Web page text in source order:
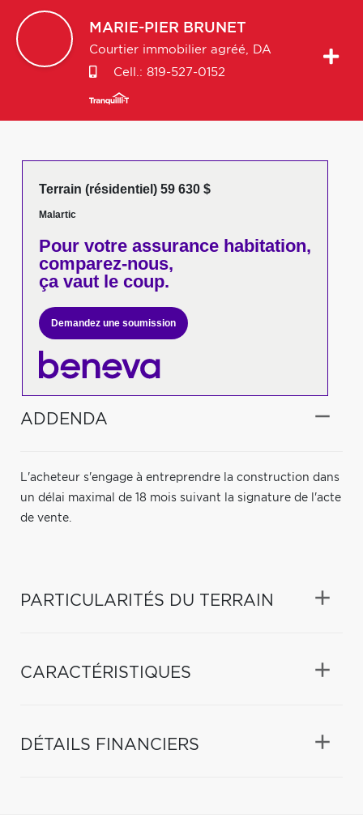
MARIE-PIER BRUNET
Courtier immobilier agréé, DA
Cell.: 819-527-0152
Terrain (résidentiel) 59 630 $
Malartic
Pour votreassurance habitation,
comparez-nous,
ça vaut le coup.
Demandez une soumission
ADDENDA
L'acheteur s'engage à entreprendre la construction dans
un délai maximal de 18 mois suivant la signature de l'acte
de vente.
PARTICULARITÉS DU TERRAIN
CARACTÉRISTIQUES
DÉTAILS FINANCIERS